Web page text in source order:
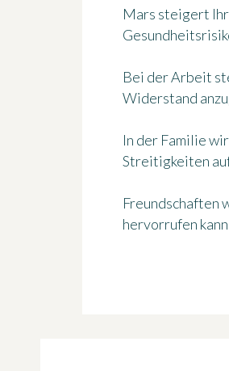
Mars steigert
Bei der Arbeit
Widerstand
In der Familie
Streitigkeiten
Freundschaften
hervorrufen